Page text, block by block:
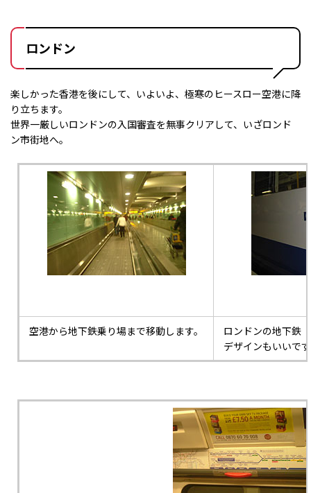
ロンドン
楽しかった香港を後にして、いよいよ、極寒のヒースロー空港に降
り立ちます。
世界一厳しいロンドンの入国審査を無事クリアして、いざロンド
ン市街地へ。
空港から地下鉄乗り場まで移動します。
ロンドンの地下鉄
デザインもいいで